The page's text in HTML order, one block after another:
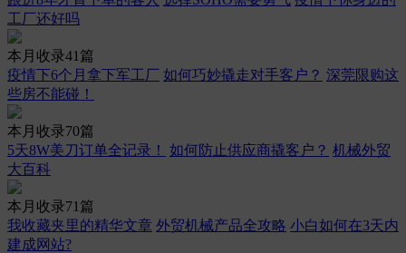
工厂还好吗
本月收录41篇
疫情下6个月拿下军工厂 如何巧妙撬走对手客户？ 深莞限购这
些房不能碰！
本月收录70篇
5天8W美刀订单全记录！
如何防止供应商撬客户？ 机械外贸
大百科
本月收录71篇
我收藏夹里的精华文章 外贸机械产品全攻略 小白如何在3天内
建成网站?